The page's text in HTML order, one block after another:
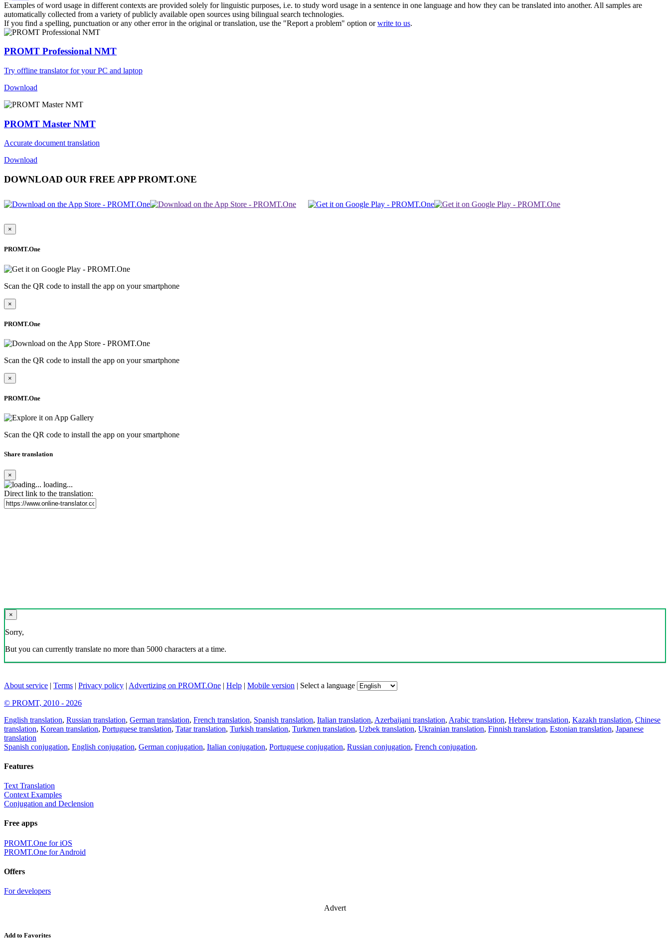
Examples of word usage in different contexts are provided solely for linguistic purposes, i.e. to study word usage in a sentence in one language and how they can be translated into another. All samples are
automatically collected from a variety of publicly available open sources using bilingual search technologies.
If you find a spelling, punctuation or any other error in the original or translation, use the "Report a problem" option orwrite to us.
PROMT Professional NMT
Try offline translator for your PC and laptop
Download
PROMT Master NMT
Accurate document translation
Download
DOWNLOAD OUR FREE APP PROMT.ONE
×
PROMT.One
Scan the QR code to install the app on your smartphone
×
PROMT.One
Scan the QR code to install the app on your smartphone
×
PROMT.One
Scan the QR code to install the app on your smartphone
Share translation
×
loading...
Direct link to the translation:
×
Sorry,
But you can currently translate no more than 5000 characters at a time.
About service | Terms | Privacy policy | Advertizing on PROMT.One | Help | Mobile version | Select a language
© PROMT, 2010 - 2026
English translation, Russian translation, German translation, French translation, Spanish translation, Italian translation, Azerbaijani translation, Arabic translation, Hebrew translation, Kazakh translation, Chinese
translation, Korean translation, Portuguese translation, Tatar translation, Turkish translation, Turkmen translation, Uzbek translation, Ukrainian translation, Finnish translation, Estonian translation, Japanese
translation
Spanish conjugation, English conjugation, German conjugation, Italian conjugation, Portuguese conjugation, Russian conjugation, French conjugation.
Features
Text Translation
Context Examples
Conjugation and Declension
Free apps
PROMT.One for iOS
PROMT.One for Android
Offers
For developers
Advert
Add to Favorites